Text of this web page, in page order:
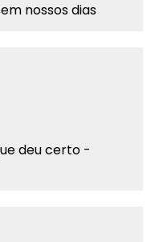
nossos dias
deu certo -